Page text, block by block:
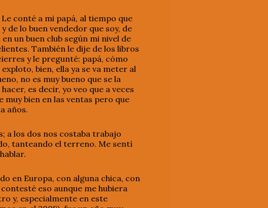
conté a mi papá, al tiempo que
de lo buen vendedor que soy, de
un buen club según mi nivel de
También le dije de los libros
y le pregunté: papá, cómo
bien, ella ya se va meter al
no es muy bueno que se la
es decir, yo veo que a veces
bien en las ventas pero que
años.
a los dos nos costaba trabajo
tanteando el terreno. Me sentí
en Europa, con alguna chica, con
eso aunque me hubiera
y, especialmente en este